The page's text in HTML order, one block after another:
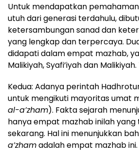
Untuk mendapatkan
utuh dari generasi terdahulu,
ketersambungan sanad dan
yang lengkap dan terpercaya.
didapati dalam empat mazhab,
Malikiyah, Syafi’iyah dan
Kedua: Adanya perintah
untuk mengikuti mayoritas umat
al-a’zham). Fakta sejarah
hanya empat mazhab inilah yang
sekarang. Hal ini menunjukkan
a’zhamadalah empat mazhab ini.